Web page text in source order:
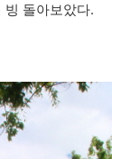
빙 돌아보았다.